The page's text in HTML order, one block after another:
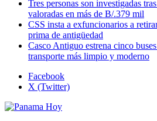
Tres personas son investigadas
valoradas en más de B/.379 mil
CSS insta a exfuncionarios a
prima de antigüedad
Casco Antiguo estrena cinco
transporte más limpio y moderno
Facebook
X (Twitter)